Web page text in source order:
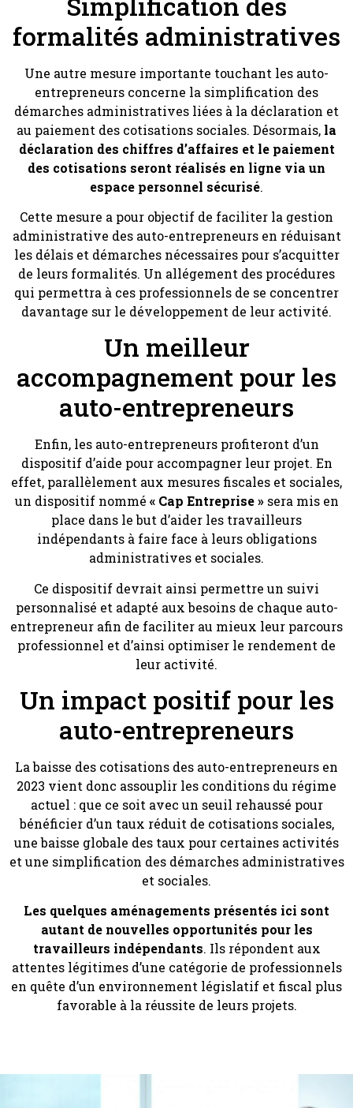
formalités administratives
Une autre mesure importante touchant les auto-
entrepreneurs concerne la simplification des
démarches administratives liées à la déclaration et
au paiement des cotisations sociales. Désormais, la
déclaration des chiffres d’affaires et le paiement
des cotisations seront réalisés en ligne via un
espace personnel sécurisé.
Cette mesure a pour objectif de faciliter la gestion
administrative des auto-entrepreneurs en réduisant
les délais et démarches nécessaires pour s’acquitter
de leurs formalités. Un allégement des procédures
qui permettra à ces professionnels de se concentrer
davantage sur le développement de leur activité.
Un meilleur
accompagnement pour les
auto-entrepreneurs
Enfin, les auto-entrepreneurs profiteront d’un
dispositif d’aide pour accompagner leur projet. En
effet, parallèlement aux mesures fiscales et sociales,
un dispositif nommé « Cap Entreprise »sera mis en
place dans le but d’aider les travailleurs
indépendants à faire face à leurs obligations
administratives et sociales.
Ce dispositif devrait ainsi permettre un suivi
personnalisé et adapté aux besoins de chaque auto-
entrepreneur afin de faciliter au mieux leur parcours
professionnel et d’ainsi optimiser le rendement de
leur activité.
Un impact positif pour les
auto-entrepreneurs
La baisse des cotisations des auto-entrepreneurs en
2023 vient donc assouplir les conditions du régime
actuel : que ce soit avec un seuil rehaussé pour
bénéficier d’un taux réduit de cotisations sociales,
une baisse globale des taux pour certaines activités
et une simplification des démarches administratives
et sociales.
Les quelques aménagements présentés ici sont
autant de nouvelles opportunités pour les
travailleurs indépendants. Ils répondent aux
attentes légitimes d’une catégorie de professionnels
en quête d’un environnement législatif et fiscal plus
favorable à la réussite de leurs projets.